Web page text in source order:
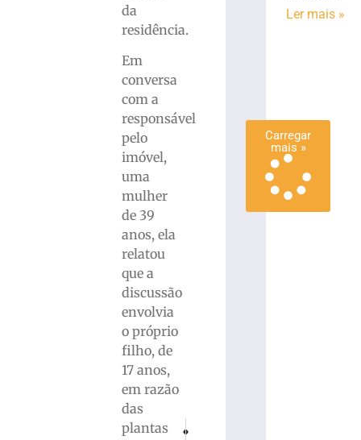
da
residência.
Em
conversa
com a
responsável
pelo
imóvel,
uma
mulher
de 39
anos, ela
relatou
que a
discussão
envolvia
o próprio
filho, de
17 anos,
em razão
das
plantasPRÓXIMO
Carregar
mais »
Ler mais »